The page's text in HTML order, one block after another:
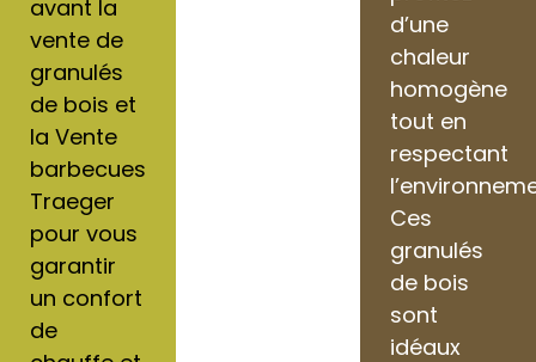
avant la
vente de
granulés
de bois et
la Vente
barbecues
Traeger
pour vous
garantir
un confort
de
d’une
chaleur
homogène
tout en
respectant
Ces
granulés
de bois
sont
idéaux